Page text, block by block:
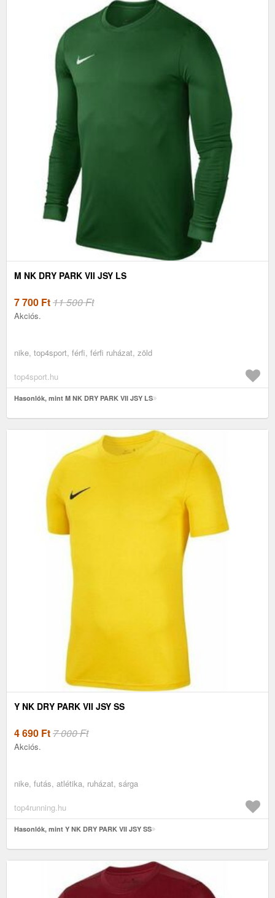
M NK DRY PARK VII JSY LS
7 700 Ft11 500 Ft
Akciós.
nike, top4sport, férfi, férfi ruházat, zöld
top4sport.hu
Hasonlók, mint M NK DRY PARK VII JSY LS
Y NK DRY PARK VII JSY SS
4 690 Ft7 000 Ft
Akciós.
nike, futás, atlétika, ruházat, sárga
top4running.hu
Hasonlók, mint Y NK DRY PARK VII JSY SS